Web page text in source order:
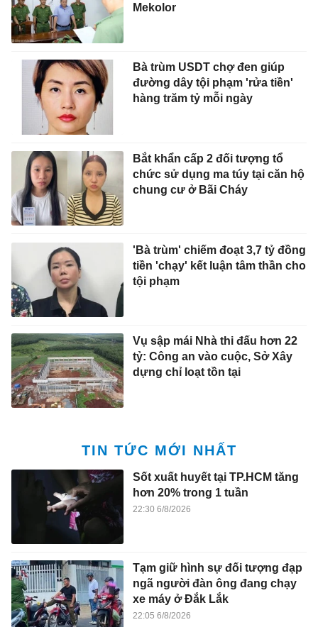
Mekolor
Bà trùm USDT chợ đen giúp
đường dây tội phạm 'rửa tiền'
hàng trăm tỷ mỗi ngày
Bắt khẩn cấp 2 đối tượng tổ
chức sử dụng ma túy tại căn hộ
chung cư ở Bãi Cháy
'Bà trùm' chiếm đoạt 3,7 tỷ đồng
tiền 'chạy' kết luận tâm thần cho
tội phạm
Vụ sập mái Nhà thi đấu hơn 22
tỷ: Công an vào cuộc, Sở Xây
dựng chỉ loạt tồn tại
TIN TỨC MỚI NHẤT
Sốt xuất huyết tại TP.HCM tăng
hơn 20% trong 1 tuần
22:30 6/8/2026
Tạm giữ hình sự đối tượng đạp
ngã người đàn ông đang chạy
xe máy ở Đắk Lắk
22:05 6/8/2026